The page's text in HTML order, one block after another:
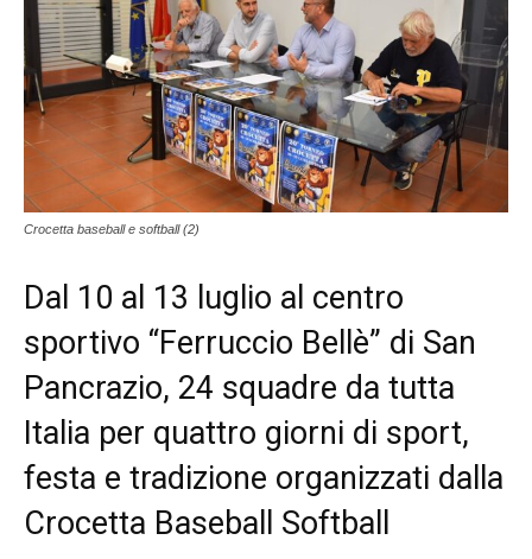
Crocetta baseball e softball (2)
Dal 10 al 13 luglio al centro
sportivo “Ferruccio Bellè” di San
Pancrazio, 24 squadre da tutta
Italia per quattro giorni di sport,
festa e tradizione organizzati dalla
Crocetta Baseball Softball